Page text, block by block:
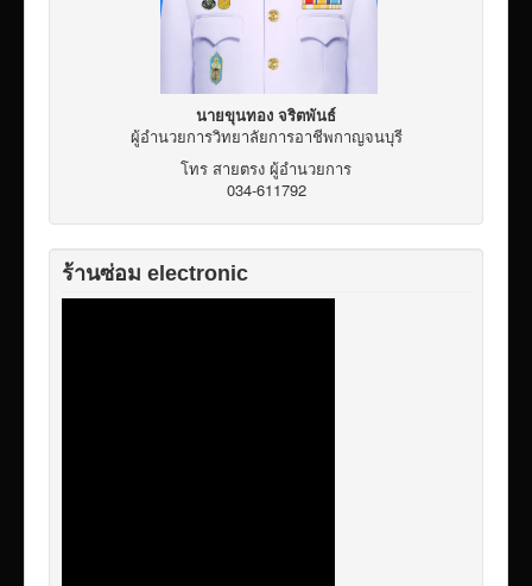
นายขุนทอง จริตพันธ์
ผู้อำนวยการวิทยาลัยการอาชีพกาญจนบุรี
โทร สายตรง ผู้อำนวยการ
034-611792
ร้านซ่อม electronic